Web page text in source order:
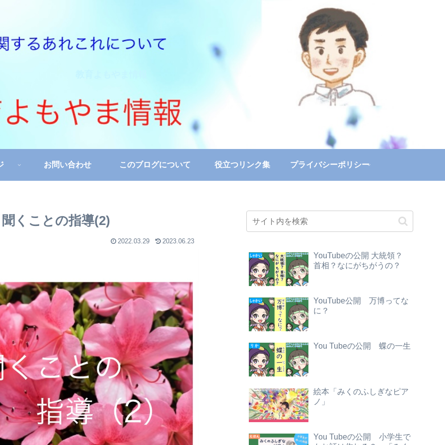
お問い合わせ このブログについて 役立つリンク集 プライバシーポリシー
くことの指導(2)
2022.03.29 2023.06.23
YouTubeの公開 大統領？
首相？なにがちがうの？
YouTube公開 万博ってな
に？
You Tubeの公開 蝶の一生
絵本「みくのふしぎなピア
ノ」
You Tubeの公開 小学生で